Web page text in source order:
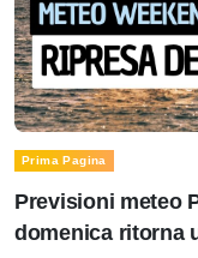
Prima Pagina
Previsioni meteo
domenica ritorna